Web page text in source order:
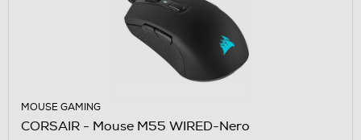
MOUSE GAMING
CORSAIR - Mouse M55 WIRED-Nero